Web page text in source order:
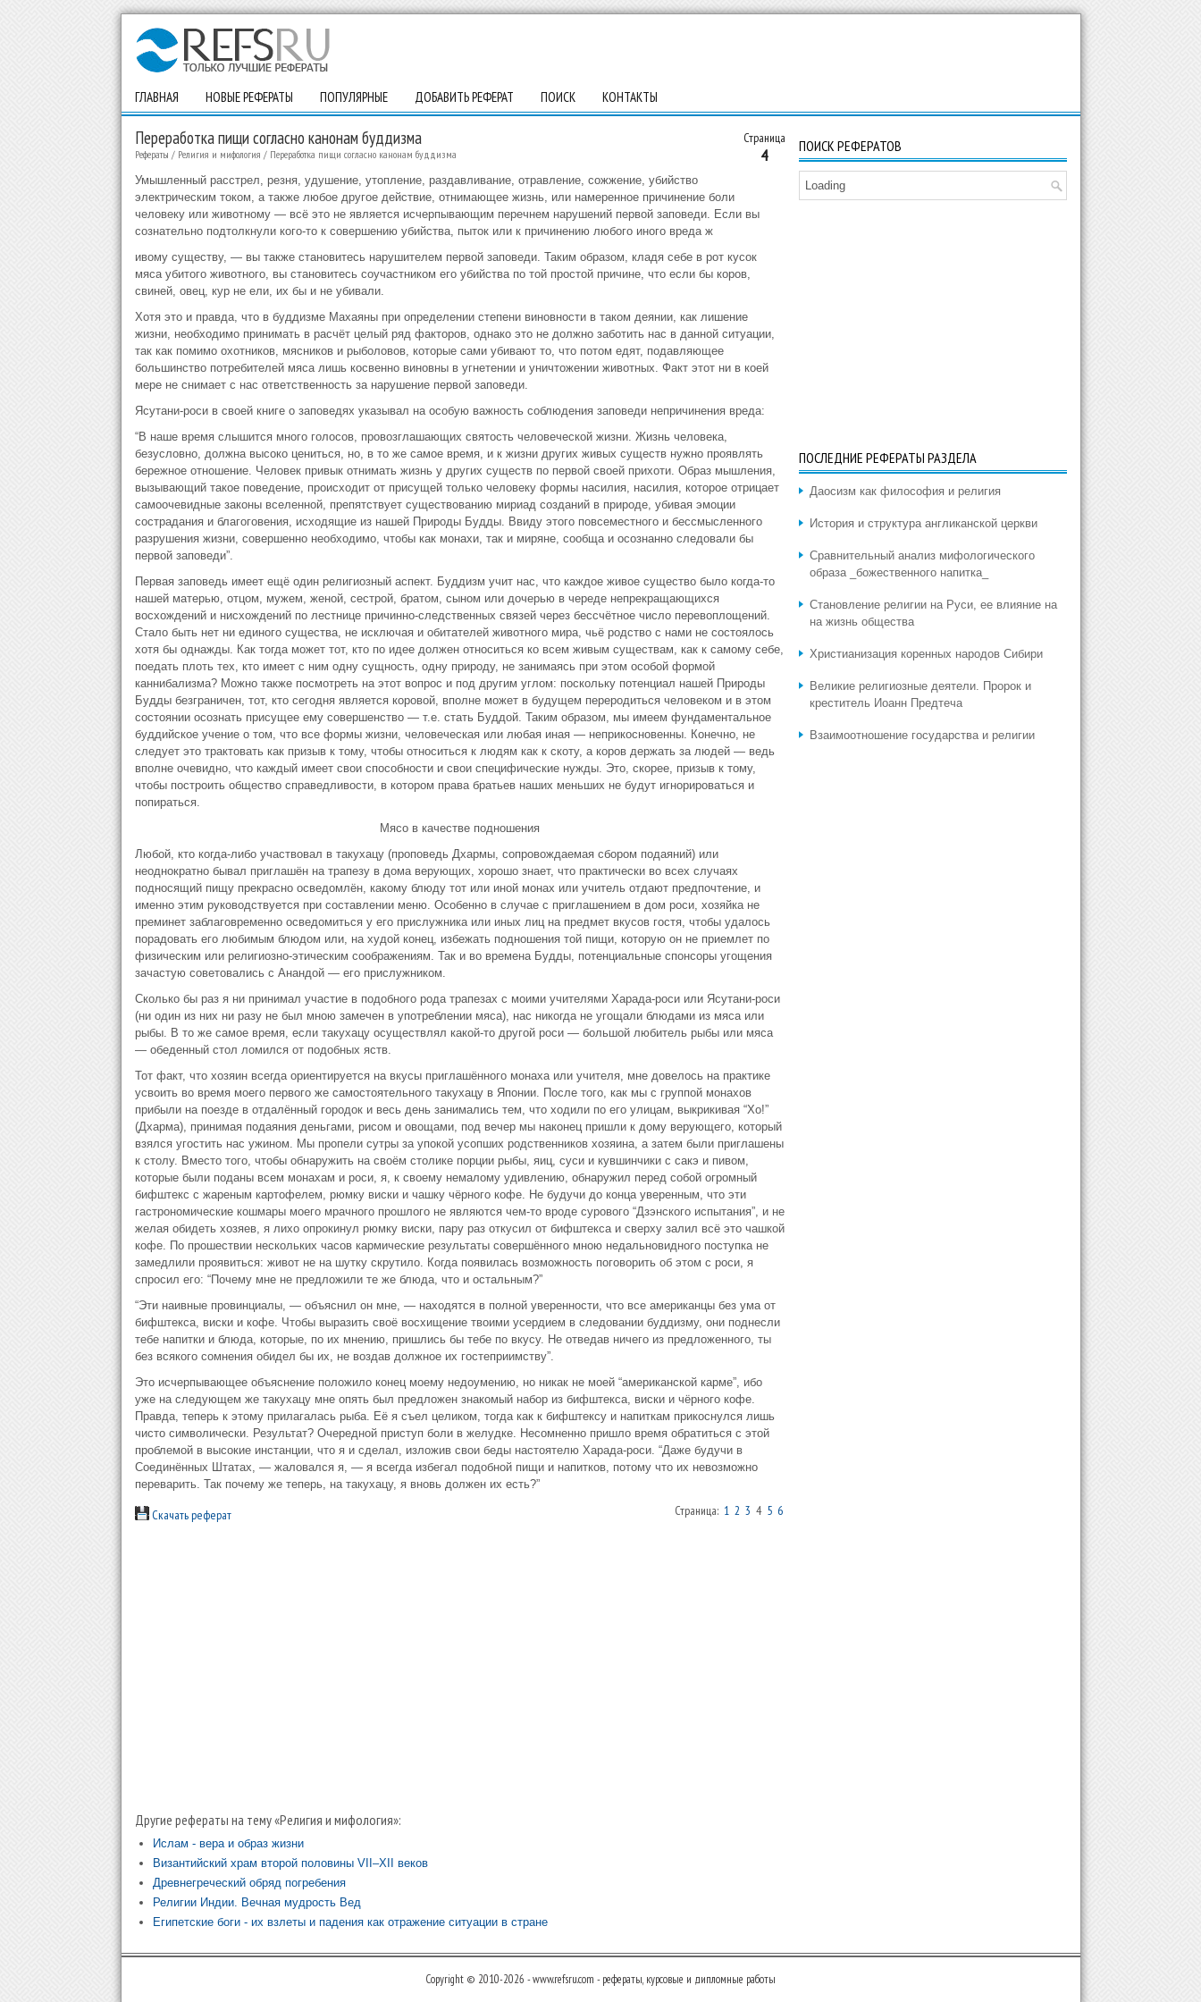
ГЛАВНАЯ НОВЫЕ РЕФЕРАТЫ ПОПУЛЯРНЫЕ ДОБАВИТЬ РЕФЕРАТ ПОИСК КОНТАКТЫ
Страница
4
Переработка пищи согласно канонам буддизма
Рефераты / Религия и мифология / Переработка пищи согласно канонам буддизма
Умышленный расстрел, резня, удушение, утопление, раздавливание, отравление, сожжение, убийство
электрическим током, а также любое другое действие, отнимающее жизнь, или намеренное причинение боли
человеку или животному — всё это не является исчерпывающим перечнем нарушений первой заповеди. Если вы
сознательно подтолкнули кого-то к совершению убийства, пыток или к причинению любого иного вреда ж
ивому существу, — вы также становитесь нарушителем первой заповеди. Таким образом, кладя себе в рот кусок
мяса убитого животного, вы становитесь соучастником его убийства по той простой причине, что если бы коров,
свиней, овец, кур не ели, их бы и не убивали.
Хотя это и правда, что в буддизме Махаяны при определении степени виновности в таком деянии, как лишение
жизни, необходимо принимать в расчёт целый ряд факторов, однако это не должно заботить нас в данной ситуации,
так как помимо охотников, мясников и рыболовов, которые сами убивают то, что потом едят, подавляющее
большинство потребителей мяса лишь косвенно виновны в угнетении и уничтожении животных. Факт этот ни в коей
мере не снимает с нас ответственность за нарушение первой заповеди.
Ясутани-роси в своей книге о заповедях указывал на особую важность соблюдения заповеди непричинения вреда:
“В наше время слышится много голосов, провозглашающих святость человеческой жизни. Жизнь человека,
безусловно, должна высоко цениться, но, в то же самое время, и к жизни других живых существ нужно проявлять
бережное отношение. Человек привык отнимать жизнь у других существ по первой своей прихоти. Образ мышления,
вызывающий такое поведение, происходит от присущей только человеку формы насилия, насилия, которое отрицает
самоочевидные законы вселенной, препятствует существованию мириад созданий в природе, убивая эмоции
сострадания и благоговения, исходящие из нашей Природы Будды. Ввиду этого повсеместного и бессмысленного
разрушения жизни, совершенно необходимо, чтобы как монахи, так и миряне, сообща и осознанно следовали бы
первой заповеди”.
Первая заповедь имеет ещё один религиозный аспект. Буддизм учит нас, что каждое живое существо было когда-то
нашей матерью, отцом, мужем, женой, сестрой, братом, сыном или дочерью в череде непрекращающихся
восхождений и нисхождений по лестнице причинно-следственных связей через бессчётное число перевоплощений.
Стало быть нет ни единого существа, не исключая и обитателей животного мира, чьё родство с нами не состоялось
хотя бы однажды. Как тогда может тот, кто по идее должен относиться ко всем живым существам, как к самому себе,
поедать плоть тех, кто имеет с ним одну сущность, одну природу, не занимаясь при этом особой формой
каннибализма? Можно также посмотреть на этот вопрос и под другим углом: поскольку потенциал нашей Природы
Будды безграничен, тот, кто сегодня является коровой, вполне может в будущем переродиться человеком и в этом
состоянии осознать присущее ему совершенство — т.е. стать Буддой. Таким образом, мы имеем фундаментальное
буддийское учение о том, что все формы жизни, человеческая или любая иная — неприкосновенны. Конечно, не
следует это трактовать как призыв к тому, чтобы относиться к людям как к скоту, а коров держать за людей — ведь
вполне очевидно, что каждый имеет свои способности и свои специфические нужды. Это, скорее, призыв к тому,
чтобы построить общество справедливости, в котором права братьев наших меньших не будут игнорироваться и
попираться.
Мясо в качестве подношения
Любой, кто когда-либо участвовал в такухацу (проповедь Дхармы, сопровождаемая сбором подаяний) или
неоднократно бывал приглашён на трапезу в дома верующих, хорошо знает, что практически во всех случаях
подносящий пищу прекрасно осведомлён, какому блюду тот или иной монах или учитель отдают предпочтение, и
именно этим руководствуется при составлении меню. Особенно в случае с приглашением в дом роси, хозяйка не
преминет заблаговременно осведомиться у его прислужника или иных лиц на предмет вкусов гостя, чтобы удалось
порадовать его любимым блюдом или, на худой конец, избежать подношения той пищи, которую он не приемлет по
физическим или религиозно-этическим соображениям. Так и во времена Будды, потенциальные спонсоры угощения
зачастую советовались с Анандой — его прислужником.
Сколько бы раз я ни принимал участие в подобного рода трапезах с моими учителями Харада-роси или Ясутани-роси
(ни один из них ни разу не был мною замечен в употреблении мяса), нас никогда не угощали блюдами из мяса или
рыбы. В то же самое время, если такухацу осуществлял какой-то другой роси — большой любитель рыбы или мяса
— обеденный стол ломился от подобных яств.
Тот факт, что хозяин всегда ориентируется на вкусы приглашённого монаха или учителя, мне довелось на практике
усвоить во время моего первого же самостоятельного такухацу в Японии. После того, как мы с группой монахов
прибыли на поезде в отдалённый городок и весь день занимались тем, что ходили по его улицам, выкрикивая “Хо!”
(Дхарма), принимая подаяния деньгами, рисом и овощами, под вечер мы наконец пришли к дому верующего, который
взялся угостить нас ужином. Мы пропели сутры за упокой усопших родственников хозяина, а затем были приглашены
к столу. Вместо того, чтобы обнаружить на своём столике порции рыбы, яиц, суси и кувшинчики с сакэ и пивом,
которые были поданы всем монахам и роси, я, к своему немалому удивлению, обнаружил перед собой огромный
бифштекс с жареным картофелем, рюмку виски и чашку чёрного кофе. Не будучи до конца уверенным, что эти
гастрономические кошмары моего мрачного прошлого не являются чем-то вроде сурового “Дзэнского испытания”, и не
желая обидеть хозяев, я лихо опрокинул рюмку виски, пару раз откусил от бифштекса и сверху залил всё это чашкой
кофе. По прошествии нескольких часов кармические результаты совершённого мною недальновидного поступка не
замедлили проявиться: живот не на шутку скрутило. Когда появилась возможность поговорить об этом с роси, я
спросил его: “Почему мне не предложили те же блюда, что и остальным?”
“Эти наивные провинциалы, — объяснил он мне, — находятся в полной уверенности, что все американцы без ума от
бифштекса, виски и кофе. Чтобы выразить своё восхищение твоими усердием в следовании буддизму, они поднесли
тебе напитки и блюда, которые, по их мнению, пришлись бы тебе по вкусу. Не отведав ничего из предложенного, ты
без всякого сомнения обидел бы их, не воздав должное их гостеприимству”.
Это исчерпывающее объяснение положило конец моему недоумению, но никак не моей “американской карме”, ибо
уже на следующем же такухацу мне опять был предложен знакомый набор из бифштекса, виски и чёрного кофе.
Правда, теперь к этому прилагалась рыба. Её я съел целиком, тогда как к бифштексу и напиткам прикоснулся лишь
чисто символически. Результат? Очередной приступ боли в желудке. Несомненно пришло время обратиться с этой
проблемой в высокие инстанции, что я и сделал, изложив свои беды настоятелю Харада-роси. “Даже будучи в
Соединённых Штатах, — жаловался я, — я всегда избегал подобной пищи и напитков, потому что их невозможно
переварить. Так почему же теперь, на такухацу, я вновь должен их есть?”
Скачать реферат Страница: 1 2 3 4 5 6
Другие рефераты на тему «Религия и мифология»:
Ислам - вера и образ жизни
Византийский храм второй половины VII–XII веков
Древнегреческий обряд погребения
Религии Индии. Вечная мудрость Вед
Египетские боги - их взлеты и падения как отражение ситуации в стране
ПОИСК РЕФЕРАТОВ
Loading
ПОСЛЕДНИЕ РЕФЕРАТЫ РАЗДЕЛА
Даосизм как философия и религия
История и структура англиканской церкви
Сравнительный анализ мифологического
образа _божественного напитка_
Становление религии на Руси, ее влияние на
на жизнь общества
Христианизация коренных народов Сибири
Великие религиозные деятели. Пророк и
креститель Иоанн Предтеча
Взаимоотношение государства и религии
Copyright © 2010-2026 - www.refsru.com - рефераты, курсовые и дипломные работы